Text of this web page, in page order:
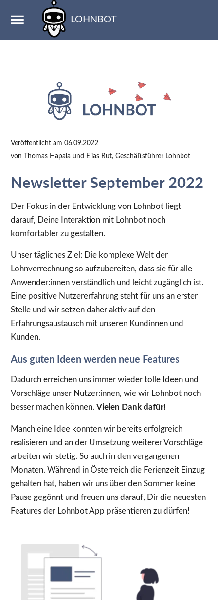
LOHNBOT
Veröffentlicht am 06.09.2022
von Thomas Hapala und Elias Rut, Geschäftsführer Lohnbot
Newsletter September 2022
Der Fokus in der Entwicklung von Lohnbot liegt
darauf, Deine Interaktion mit Lohnbot noch
komfortabler zu gestalten.
Unser tägliches Ziel: Die komplexe Welt der
Lohnverrechnung so aufzubereiten, dass sie für alle
Anwender:innen verständlich und leicht zugänglich ist.
Eine positive Nutzererfahrung steht für uns an erster
Stelle und wir setzen daher aktiv auf den
Erfahrungsaustausch mit unseren Kundinnen und
Kunden.
Aus guten Ideen werden neue Features
Dadurch erreichen uns immer wieder tolle Ideen und
Vorschläge unser Nutzer:innen, wie wir Lohnbot noch
besser machen können. Vielen Dank dafür!
Manch eine Idee konnten wir bereits erfolgreich
realisieren und an der Umsetzung weiterer Vorschläge
arbeiten wir stetig. So auch in den vergangenen
Monaten. Während in Österreich die Ferienzeit Einzug
gehalten hat, haben wir uns über den Sommer keine
Pause gegönnt und freuen uns darauf, Dir die neuesten
Features der Lohnbot App präsentieren zu dürfen!